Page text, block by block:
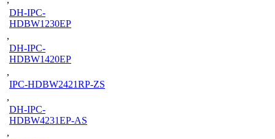
DH-IPC-
HDBW1230EP
,
DH-IPC-
HDBW1420EP
,
IPC-HDBW2421RP-ZS
,
DH-IPC-
HDBW4231EP-AS
,